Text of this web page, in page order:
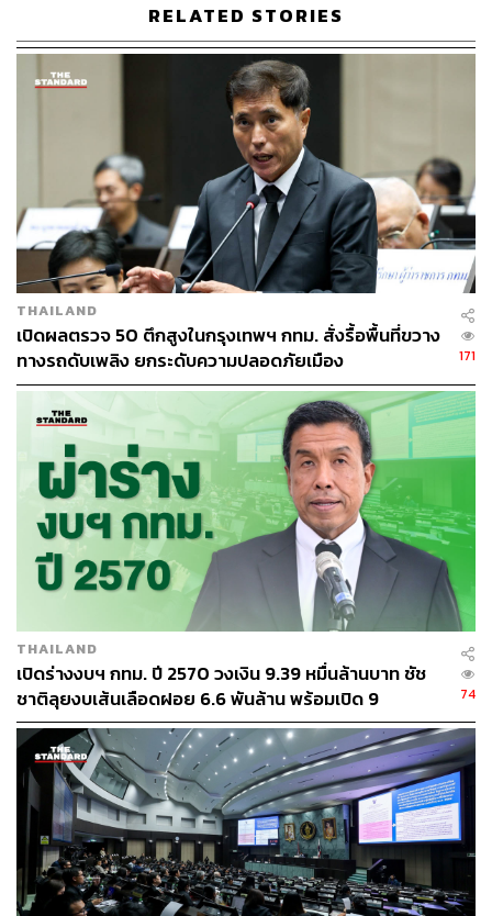
กฎหมาย ก็ไม่ควรที่จะกระทำ เพราะทุกสิ่งทุกอย่างมี
กฎหมายที่คอยคุ้มครองป้องกัน และดำเนินคดีกับผู้กระทำผิด
กฎหมาย ไม่คุ้มกัน
หากรักพรรคไหน ให้ใช้ปากกาของท่านในวันที่ 7 กับวันที่ 14
ในการกำหนดทิศทางของประเทศ ไม่จำเป็นต้องไปทำลาย
ป้ายหรือไปทำให้พรรคอื่นได้รับความเสียหายโดยที่ไม่ใช่วิถี
ทางประชาธิปไตย
ทั้งนี้ การทำลายป้ายมีความผิดในข้อหาทำให้เสียทรัพย์ ซึ่งที่
จับกุมผู้ที่ทำลายป้ายส่วนใหญ่จะเป็นผู้ที่เมาสุรา วิกลจริต และ
ภัยธรรมชาติ
ด้าน พล.ต.ต. จิรสันต์ กล่าวว่า กองบัญชาการตำรวจนครบาล
ได้เตรียมความพร้อมและมีมาตรการดูแล รักษาความ
ปลอดภัย ความสงบเรียบร้อย และดูแลการจราจรสำหรับการ
เลือกตั้งล่วงหน้า ดังนี้
มีการเฝ้าระวังสถานการณ์ด้านการข่าวและการสืบสวน
สอบสวนกลุ่มที่ไม่ประสงค์ดี ที่อาจก่อเหตุสร้าง
สถานการณ์ และดูแลรักษาความสงบเรียบร้อยในพื้นที่
มิให้เกิดเหตุการณ์กระทบกระทั่งระหว่างผู้สมัคร เกิด
เหตุประทุษร้ายชีวิต ร่างกาย หรือการตัดคู่แข่งทางการ
เมือง
มีการจัดชุดป้องกันปราบปรามการกระทำผิดกฎหมาย
เลือกตั้ง และออกตรวจตรา สอดส่อง ป้องกัน มิให้มี
การกระทำความผิดกฎหมายในช่วงโค้งสุดท้าย ตามพ
ระราชบัญญัติประกอบรัฐธรรมนูญว่าด้วยการเลือกตั้ง
สมาชิกสภาผู้แทนราษฎร (ฉบับที่ 2) พ.ศ. 2566 และ
ตามประมวลกฎหมายอาญา เช่น การทำลายป้ายผู้
สมัครรับเลือกตั้ง การซื้อสิทธิขายเสียง
RELATED STORIES
THAILAND
เปิดผลตรวจ 50 ตึกสูงในกรุงเทพฯ กทม. สั่งรื้อพื้นที่ขวาง
ทางรถดับเพลิง ยกระดับความปลอดภัยเมือง
171
THAILAND
เปิดร่างงบฯ กทม. ปี 2570 วงเงิน 9.39 หมื่นล้านบาท ชัช
ชาติลุยงบเส้นเลือดฝอย 6.6 พันล้าน พร้อมเปิด 9
ยุทธศาสตร์พัฒนาเมือง
74